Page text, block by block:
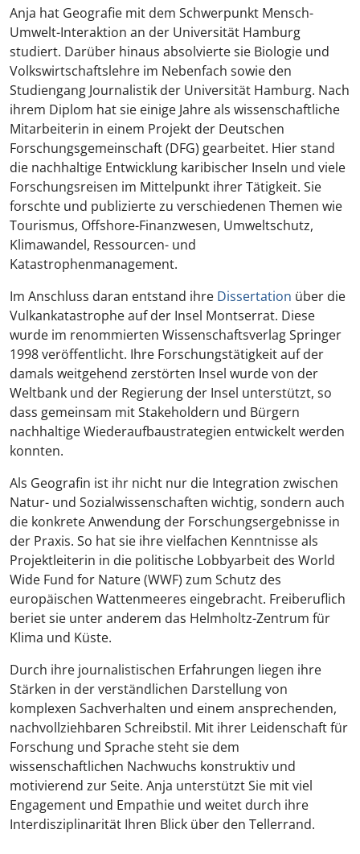
Anja hat Geografie mit dem Schwerpunkt Mensch-
Umwelt-Interaktion an der Universität Hamburg
studiert. Darüber hinaus absolvierte sie Biologie und
Volkswirtschaftslehre im Nebenfach sowie den
Studiengang Journalistik der Universität Hamburg. Nach
ihrem Diplom hat sie einige Jahre als wissenschaftliche
Mitarbeiterin in einem Projekt der Deutschen
Forschungsgemeinschaft (DFG) gearbeitet. Hier stand
die nachhaltige Entwicklung karibischer Inseln und viele
Forschungsreisen im Mittelpunkt ihrer Tätigkeit. Sie
forschte und publizierte zu verschiedenen Themen wie
Tourismus, Offshore-Finanzwesen, Umweltschutz,
Klimawandel, Ressourcen- und
Katastrophenmanagement.
Im Anschluss daran entstand ihre Dissertation über die
Vulkankatastrophe auf der Insel Montserrat. Diese
wurde im renommierten Wissenschaftsverlag Springer
1998 veröffentlicht. Ihre Forschungstätigkeit auf der
damals weitgehend zerstörten Insel wurde von der
Weltbank und der Regierung der Insel unterstützt, so
dass gemeinsam mit Stakeholdern und Bürgern
nachhaltige Wiederaufbaustrategien entwickelt werden
konnten.
Als Geografin ist ihr nicht nur die Integration zwischen
Natur- und Sozialwissenschaften wichtig, sondern auch
die konkrete Anwendung der Forschungsergebnisse in
der Praxis. So hat sie ihre vielfachen Kenntnisse als
Projektleiterin in die politische Lobbyarbeit des World
Wide Fund for Nature (WWF) zum Schutz des
europäischen Wattenmeeres eingebracht. Freiberuflich
beriet sie unter anderem das Helmholtz-Zentrum für
Klima und Küste.
Durch ihre journalistischen Erfahrungen liegen ihre
Stärken in der verständlichen Darstellung von
komplexen Sachverhalten und einem ansprechenden,
nachvollziehbaren Schreibstil. Mit ihrer Leidenschaft für
Forschung und Sprache steht sie dem
wissenschaftlichen Nachwuchs konstruktiv und
motivierend zur Seite. Anja unterstützt Sie mit viel
Engagement und Empathie und weitet durch ihre
Interdisziplinarität Ihren Blick über den Tellerrand.